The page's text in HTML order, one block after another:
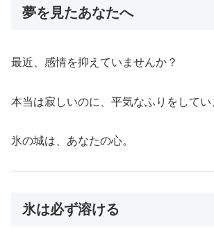
夢を見たあなたへ
最近、感情を抑えていませんか？
本当は寂しいのに、平気なふりをしてい
氷の城は、あなたの心。
氷は必ず溶ける